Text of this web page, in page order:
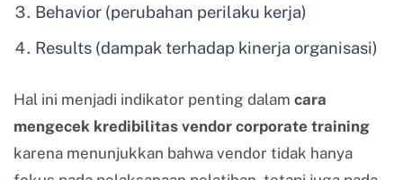
Behavior (perubahan perilaku kerja)
Results (dampak terhadap kinerja organisasi)
Hal ini menjadi indikator penting dalam cara
mengecek kredibilitas vendor corporate training
karena menunjukkan bahwa vendor tidak hanya